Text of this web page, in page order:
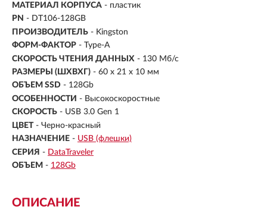
МАТЕРИАЛ КОРПУСА - пластик
PN - DT106-128GB
ПРОИЗВОДИТЕЛЬ - Kingston
ФОРМ-ФАКТОР - Type-A
СКОРОСТЬ ЧТЕНИЯ ДАННЫХ - 130 Мб/с
РАЗМЕРЫ (ШXВXГ) - 60 x 21 x 10 мм
ОБЪЕМ SSD - 128Gb
ОСОБЕННОСТИ - Высокоскоростные
СКОРОСТЬ - USB 3.0 Gen 1
ЦВЕТ - Черно-красный
НАЗНАЧЕНИЕ - USB (флешки)
СЕРИЯ - DataTraveler
ОБЪЕМ - 128Gb
ОПИСАНИЕ